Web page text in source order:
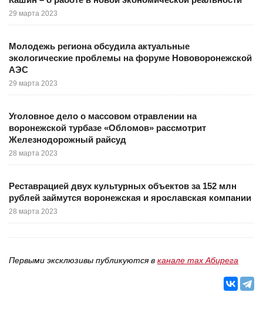
29 марта 2023
Молодежь региона обсудила актуальные
экологические проблемы на форуме Нововоронежской
АЭС
29 марта 2023
Уголовное дело о массовом отравлении на
воронежской турбазе «Обломов» рассмотрит
Железнодорожный райсуд
28 марта 2023
Реставрацией двух культурных объектов за 152 млн
рублей займутся воронежская и ярославская компании
28 марта 2023
Первыми эксклюзивы публикуются в канале max Абирега